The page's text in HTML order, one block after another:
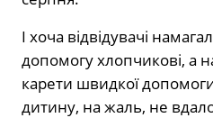
І хоча відвідувачі
допомогу хлопчикові, а
карети швидкої
дитину, на жаль, не